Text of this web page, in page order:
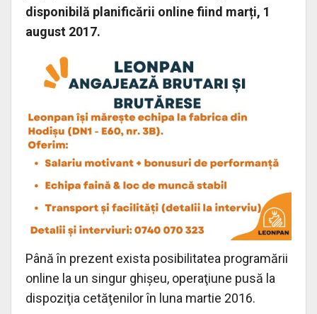
disponibilă planificării online fiind marți, 1
august 2017.
Până în prezent exista posibilitatea programării
online la un singur ghişeu, operaţiune pusă la
dispoziţia cetăţenilor în luna martie 2016.